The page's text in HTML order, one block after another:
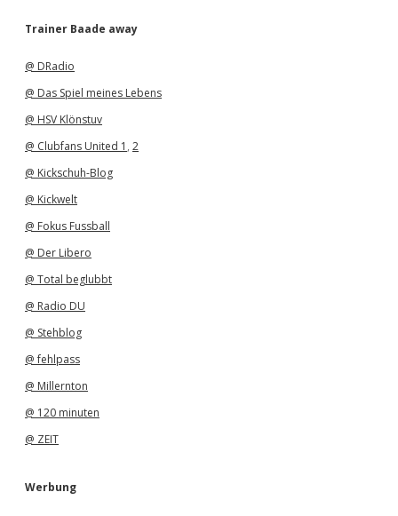
h
Trainer Baade away
@ DRadio
@ Das Spiel meines Lebens
@ HSV Klönstuv
@ Clubfans United 1 , 2
@ Kickschuh-Blog
@ Kickwelt
@ Fokus Fussball
@ Der Libero
@ Total beglubbt
@ Radio DU
@ Stehblog
@ fehlpass
@ Millernton
@ 120 minuten
@ ZEIT
Werbung